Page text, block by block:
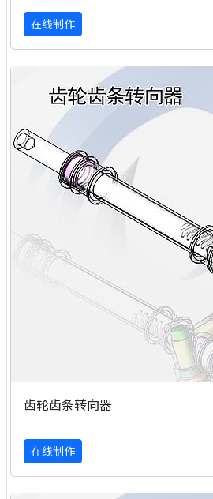
在线制作
齿轮齿条转向器
在线制作